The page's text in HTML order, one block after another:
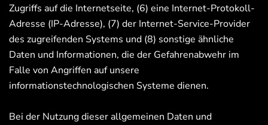
Zugriffs auf die Internetseite, (6) eine Internet-Protokoll-
Adresse (IP-Adresse), (7) der Internet-Service-Provider
des zugreifenden Systems und (8) sonstige ähnliche
Daten und Informationen, die der Gefahrenabwehr im
Falle von Angriffen auf unsere
informationstechnologischen Systeme dienen.
Bei der Nutzung dieser allgemeinen Daten und